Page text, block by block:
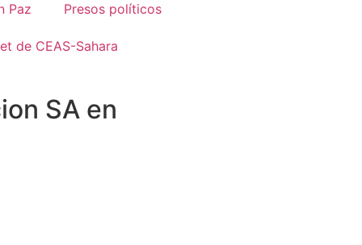
Paz Presos políticos
de CEAS-Sahara
SA en